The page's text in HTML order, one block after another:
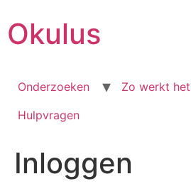
to
content
Okulus
Onderzoeken Zo werkt het
Hulpvragen
Inloggen